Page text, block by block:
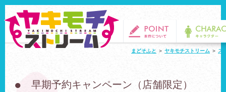
まどそふと ＞ ヤキモチストリーム ＞ ス
● 早期予約キャンペーン（店舗限定）